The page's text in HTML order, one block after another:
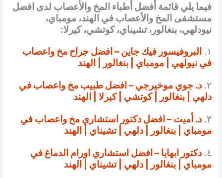
فيما يلي قائمة أفضل أطباء المخ والأعصاب لدى افضل
مستشفى المخ والأعصاب في الهند، مومباي،
نيودلهي، بنغالور، تشيناي، كوتشي، كيرلا:
١.
البروفيسور فيك جاين – افضل جراح مخ واعصاب
في نيولهي | مومباي | بنغالور | الهند
٢. د. جوي موخيرجي – افضل طبيب مخ واعصاب في
دلهي | بنغالور | كوتشي | كيرلا | الهند
٣. د. أميت – افضل دكتور استشاري مخ واعصاب في
مومباي | بنغالور | دلهي | تشيناي | الهند
٤. دكتور ابهايا – افضل استشاري اورام الدماغ في
مومباي | بنغالور | دلهي | تشيناي | الهند